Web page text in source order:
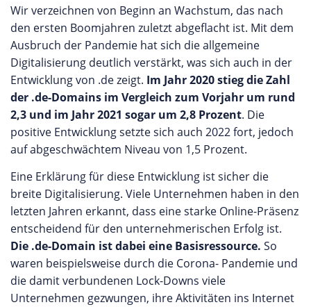
Wir verzeichnen von Beginn an Wachstum, das nach
den ersten Boomjahren zuletzt abgeflacht ist. Mit dem
Ausbruch der Pandemie hat sich die allgemeine
Digitalisierung deutlich verstärkt, was sich auch in der
Entwicklung von .de zeigt. Im Jahr 2020 stieg die Zahl
der .de-Domains im Vergleich zum Vorjahr um rund
2,3 und im Jahr 2021 sogar um 2,8 Prozent. Die
positive Entwicklung setzte sich auch 2022 fort, jedoch
auf abgeschwächtem Niveau von 1,5 Prozent.
Eine Erklärung für diese Entwicklung ist sicher die
breite Digitalisierung. Viele Unternehmen haben in den
letzten Jahren erkannt, dass eine starke Online-Präsenz
entscheidend für den unternehmerischen Erfolg ist.
Die .de-Domain ist dabei eine Basisressource. So
waren beispielsweise durch die Corona- Pandemie und
die damit verbundenen Lock-Downs viele
Unternehmen gezwungen, ihre Aktivitäten ins Internet